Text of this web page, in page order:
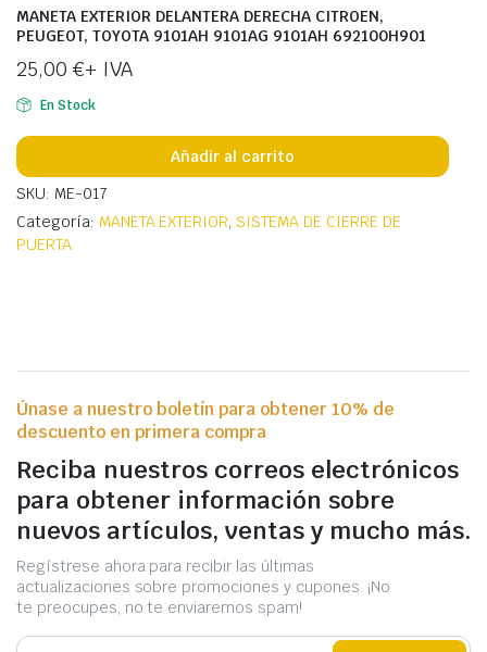
MANETA EXTERIOR DELANTERA DERECHA CITROEN,
PEUGEOT, TOYOTA 9101AH 9101AG 9101AH 692100H901
25,00 €+ IVA
En Stock
Añadir al carrito
SKU: ME-017
Categoría: MANETA EXTERIOR,SISTEMA DE CIERRE DE
PUERTA
Únase a nuestro boletín para obtener 10% de
descuento en primera compra
Reciba nuestros correos electrónicos
para obtener información sobre
nuevos artículos, ventas y mucho más.
Regístrese ahora para recibir las últimas
actualizaciones sobre promociones y cupones. ¡No
te preocupes, no te enviaremos spam!